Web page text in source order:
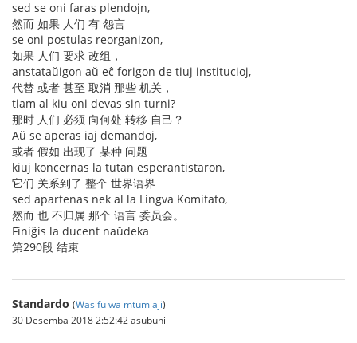
sed se oni faras plendojn,
然而 如果 人们 有 怨言
se oni postulas reorganizon,
如果 人们 要求 改组，
anstataŭigon aŭ eĉ forigon de tiuj institucioj,
代替 或者 甚至 取消 那些 机关，
tiam al kiu oni devas sin turni?
那时 人们 必须 向何处 转移 自己？
Aŭ se aperas iaj demandoj,
或者 假如 出现了 某种 问题
kiuj koncernas la tutan esperantistaron,
它们 关系到了 整个 世界语界
sed apartenas nek al la Lingva Komitato,
然而 也 不归属 那个 语言 委员会。
Finiĝis la ducent naŭdeka
第290段 结束
Standardo (Wasifu wa mtumiaji)
30 Desemba 2018 2:52:42 asubuhi